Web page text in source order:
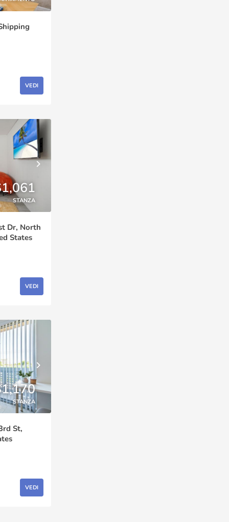
VEDI
STANZA
Dr, North
States
VEDI
STANZA
St,
VEDI